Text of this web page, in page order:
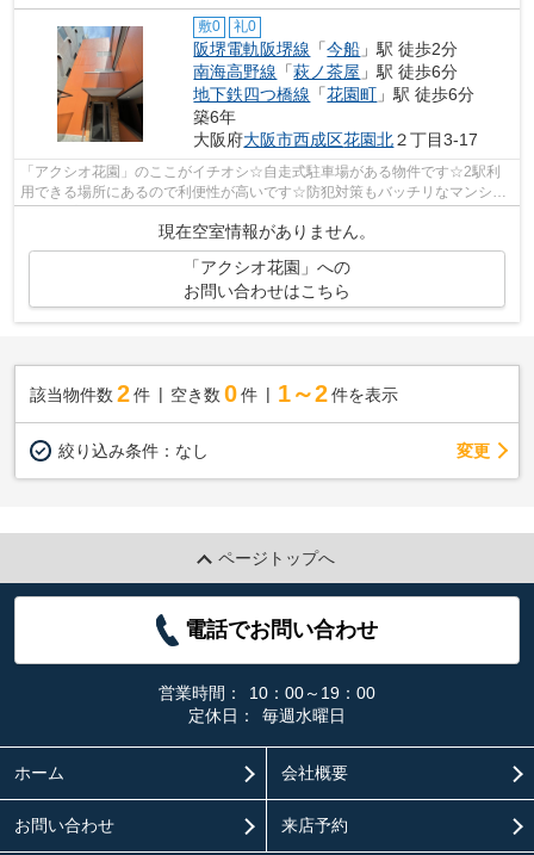
敷0 礼0
阪堺電軌阪堺線 「今船 」駅 徒歩2分
南海高野線 「萩ノ茶屋 」駅 徒歩6分
地下鉄四つ橋線 「花園町 」駅 徒歩6分
築6年
大阪府大阪市西成区花園北２丁目3-17
「アクシオ花園」のここがイチオシ☆自走式駐車場がある物件です☆2駅利
用できる場所にあるので利便性が高いです☆防犯対策もバッチリなマンショ
現在空室情報がありません。
「アクシオ花園」への
お問い合わせはこちら
該当物件数 2件 空き数 0 件 1～2 件を表示
絞り込み条件： なし 変更
ページトップへ
電話でお問い合わせ
営業時間：
10：00～19：00
定休日：
毎週水曜日
ホーム 会社概要
お問い合わせ 来店予約